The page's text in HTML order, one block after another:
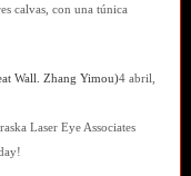
calvas, con una túnica
Wall. Zhang Yimou)4 abril,
Laser Eye Associates